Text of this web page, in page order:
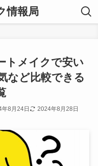
情報局
トメイクで安い
など比較できる
8月24日 2024年8月28日